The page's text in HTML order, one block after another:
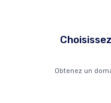
Obtenez un